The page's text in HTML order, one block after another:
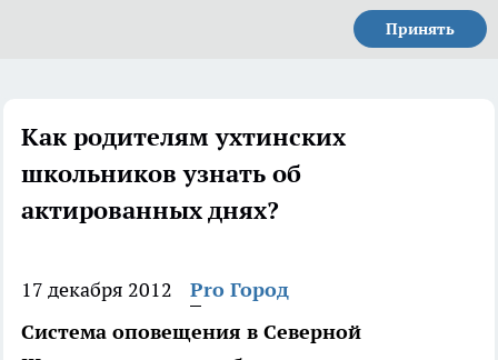
Принять
Как родителям ухтинских
школьников узнать об
актированных днях?
17 декабря 2012
Pro Город
Система оповещения в Северной